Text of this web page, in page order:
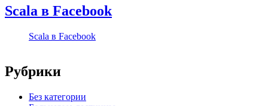
Scala в Facebook
Scala в Facebook
Рубрики
Без категории